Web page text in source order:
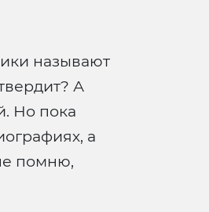
называют
А
Но пока
а
помню,